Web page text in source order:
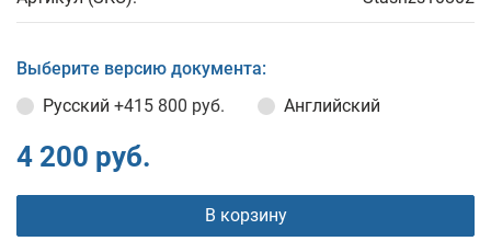
Выберите версию документа:
Русский +415 800 руб. Английский
4 200 руб.
В корзину